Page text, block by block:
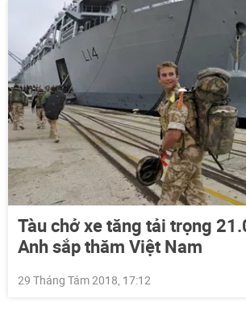
Tàu chở xe tăng tải trọng
Anh sắp thăm Việt Nam
29 Tháng Tám 2018, 17:12